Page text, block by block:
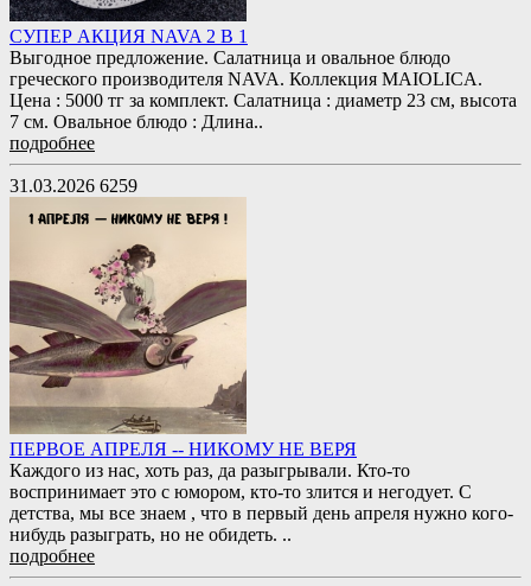
СУПЕР АКЦИЯ NAVA 2 В 1
Выгодное предложение. Салатница и овальное блюдо
греческого производителя NAVA. Коллекция MAIOLICA.
Цена : 5000 тг за комплект. Салатница : диаметр 23 см, высота
7 см. Овальное блюдо : Длина..
подробнее
31.03.2026 6259
ПЕРВОЕ АПРЕЛЯ -- НИКОМУ НЕ ВЕРЯ
Каждого из нас, хоть раз, да разыгрывали. Кто-то
воспринимает это с юмором, кто-то злится и негодует. С
детства, мы все знаем , что в первый день апреля нужно кого-
нибудь разыграть, но не обидеть. ..
подробнее